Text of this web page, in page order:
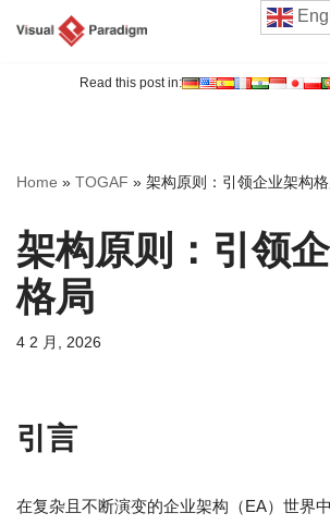
Read this post in:
Home » TOGAF » 架构原则：引领企业架构
架构原则：引领
格局
4 2 月, 2026
引言
在复杂且不断演变的企业架构（EA）世界